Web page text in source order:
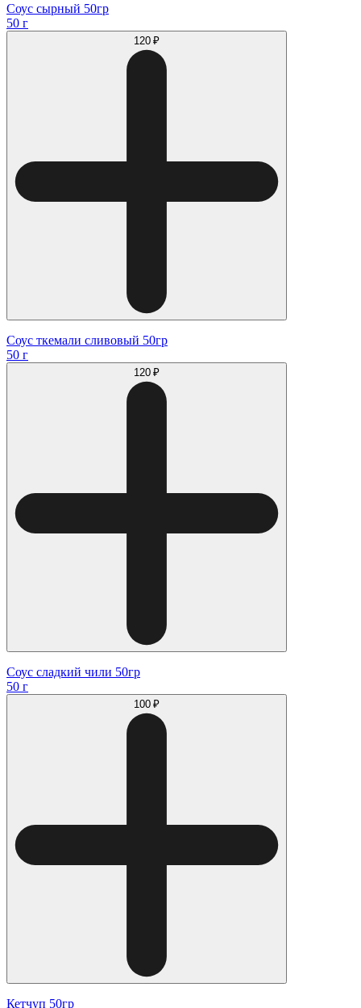
Соус сырный 50гр
50 г
120 ₽
Соус ткемали сливовый 50гр
50 г
120 ₽
Соус сладкий чили 50гр
50 г
100 ₽
Кетчуп 50гр